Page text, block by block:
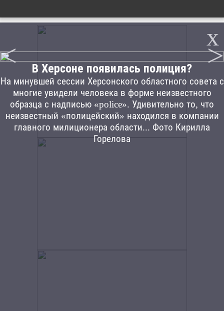
x
< >
В Херсоне появилась полиция?
На минувшей сессии Херсонского областного совета с
многие увидели человека в форме неизвестного
образца с надписью «police». Удивительно то, что
неизвестный «полицейский» находился в компании
главного милиционера области... Фото Кирилла
Горелова